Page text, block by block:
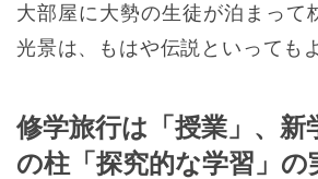
大部屋に大勢の生徒が泊まって
光景は、もはや伝説といっても
修学旅行は「授業」、新
の柱「探究的な学習」の